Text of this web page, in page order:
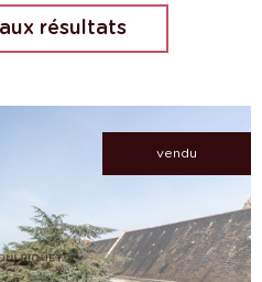
résultats
vendu